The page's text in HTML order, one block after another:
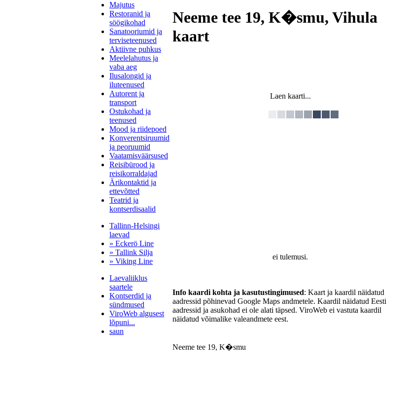
Majutus
Restoranid ja
söögikohad
Sanatooriumid ja
terviseteenused
Aktiivne puhkus
Meelelahutus ja
vaba aeg
Ilusalongid ja
iluteenused
Autorent ja
transport
Ostukohad ja
teenused
Mood ja riidepoed
Konverentsiruumid
ja peoruumid
Vaatamisväärsused
Reisibürood ja
reisikorraldajad
Ärikontaktid ja
ettevõtted
Teatrid ja
kontserdisaalid
Tallinn-Helsingi
laevad
» Eckerö Line
» Tallink Silja
» Viking Line
Laevaliiklus
saartele
Kontserdid ja
sündmused
ViroWeb algusest
lõpuni...
saun
Neeme tee 19, K�smu, Vihula
kaart
Laen kaarti...
ei tulemusi.
Info kaardi kohta ja kasutustingimused: Kaart ja kaardil näidatud
aadressid põhinevad Google Maps andmetele. Kaardil näidatud Eesti
aadressid ja asukohad ei ole alati täpsed. ViroWeb ei vastuta kaardil
näidatud võimalike valeandmete eest.
Neeme tee 19, K�smu